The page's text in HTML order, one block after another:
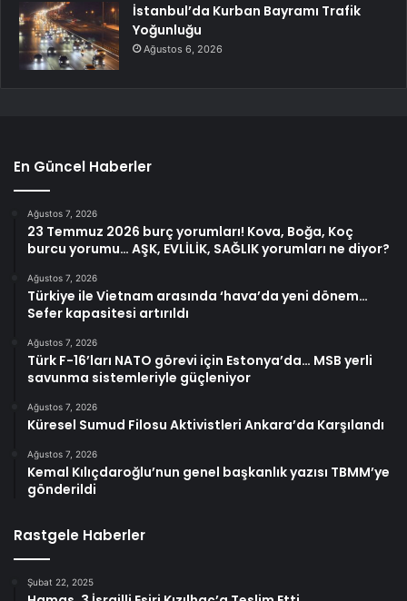
İstanbul’da Kurban Bayramı Trafik
Yoğunluğu
Ağustos 6, 2026
En Güncel Haberler
Ağustos 7, 2026
23 Temmuz 2026 burç yorumları! Kova, Boğa, Koç
burcu yorumu… AŞK, EVLİLİK, SAĞLIK yorumları ne diyor?
Ağustos 7, 2026
Türkiye ile Vietnam arasında ‘hava’da yeni dönem…
Sefer kapasitesi artırıldı
Ağustos 7, 2026
Türk F-16’ları NATO görevi için Estonya’da… MSB yerli
savunma sistemleriyle güçleniyor
Ağustos 7, 2026
Küresel Sumud Filosu Aktivistleri Ankara’da Karşılandı
Ağustos 7, 2026
Kemal Kılıçdaroğlu’nun genel başkanlık yazısı TBMM’ye
gönderildi
Rastgele Haberler
Şubat 22, 2025